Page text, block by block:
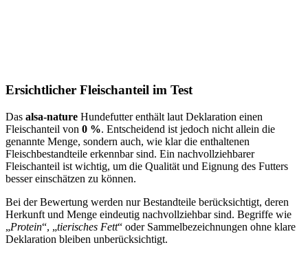
Ersichtlicher Fleischanteil im Test
Das alsa-nature Hundefutter enthält laut Deklaration einen
Fleischanteil von 0 %. Entscheidend ist jedoch nicht allein die
genannte Menge, sondern auch, wie klar die enthaltenen
Fleischbestandteile erkennbar sind. Ein nachvollziehbarer
Fleischanteil ist wichtig, um die Qualität und Eignung des Futters
besser einschätzen zu können.
Bei der Bewertung werden nur Bestandteile berücksichtigt, deren
Herkunft und Menge eindeutig nachvollziehbar sind. Begriffe wie
„Protein“, „tierisches Fett“ oder Sammelbezeichnungen ohne klare
Deklaration bleiben unberücksichtigt.